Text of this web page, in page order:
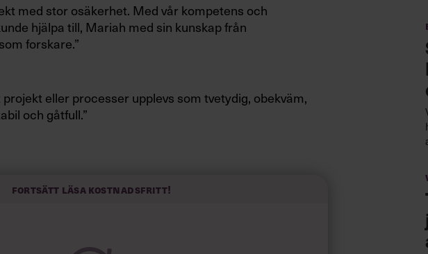
med stor osäkerhet. Med vår kompetens och
hjälpa till, Mariah med sin kunskap från
forskare.”
eller processer upplevs som tvetydig, obekväm,
och gåtfull.”
ledare har man inte lyxen att ge efter för
Fortsätt läsa kostnadsfritt!